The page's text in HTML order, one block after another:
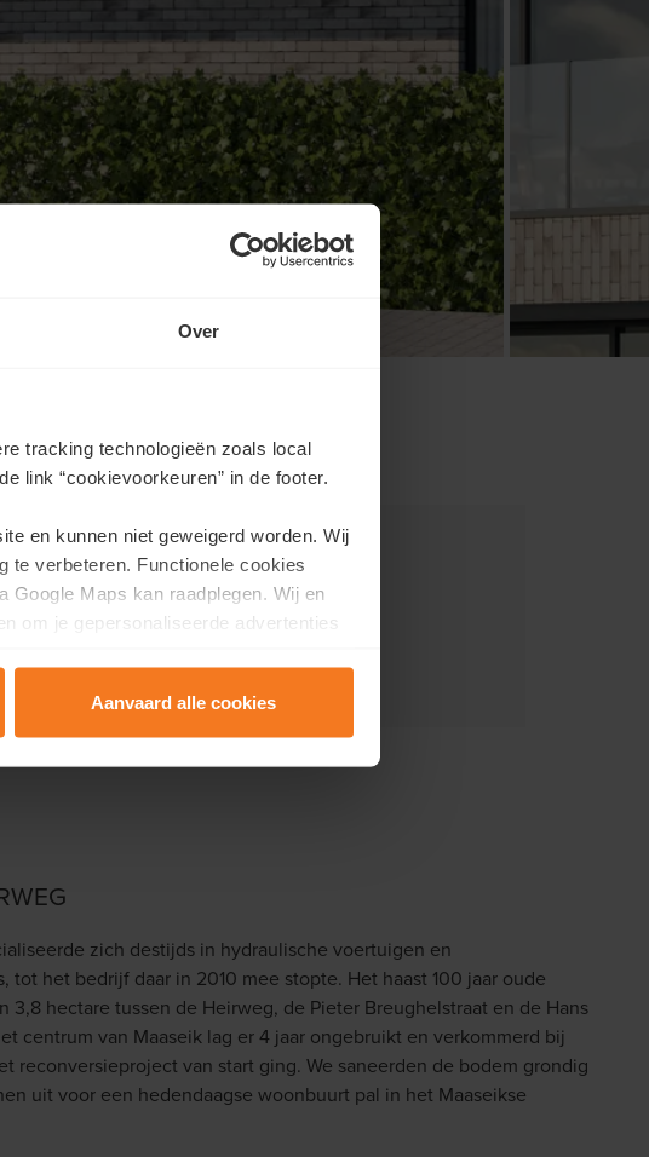
Over
tracking technologieën zoals local
link “cookievoorkeuren” in de footer.
en kunnen niet geweigerd worden. Wij
te verbeteren. Functionele cookies
Google Maps kan raadplegen. Wij en
om je gepersonaliseerde advertenties
Aanvaard alle cookies
3680 Maaseik
realisatie
zich destijds in hydraulische voertuigen en
tot het bedrijf daar in 2010 mee stopte. Het haast 100 jaar oude
3,8 hectare tussen de Heirweg, de Pieter Breughelstraat en de Hans
centrum van Maaseik lag er 4 jaar ongebruikt en verkommerd bij
reconversieproject van start ging. We saneerden de bodem grondig
uit voor een hedendaagse woonbuurt pal in het Maaseikse